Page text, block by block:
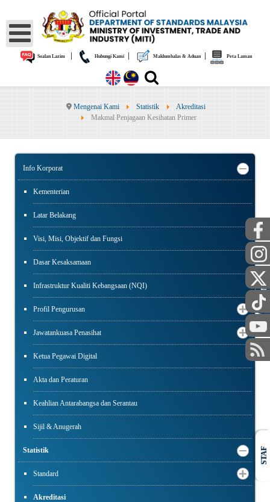
Soalan Lazim| Hubungi Kami| Maklumbalas & Aduan| Peta Laman
Mengenai Kami Statistik
Akreditasi
Makmal Penjagaan Kesihatan Primer
Info Korporat
Kementerian
Latar Belakang
Visi, Misi, Objektif dan Fungsi
Dasar Kesaksamaan
Infrastruktur Kualiti Kebangsaan (NQI)
Profil Pengurusan
Jawatankuasa Penasihat
Ketua Pegawai Digital
Akta dan Peraturan
Keahlian Antarabangsa dan Serantau
Sijil & Anugerah
Statistik
Standard
Akreditasi
AWAM
STAF